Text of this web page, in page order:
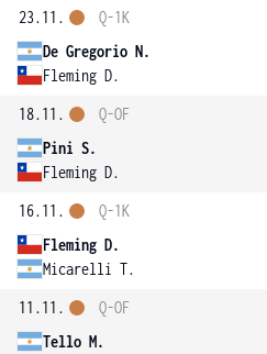
23.11.
De Gregorio N.
Fleming D.
Q-1K
18.11.
Pini S.
Fleming D.
Q-OF
16.11.
Fleming D.
Micarelli T.
Q-1K
11.11.
Tello M.
Q-OF